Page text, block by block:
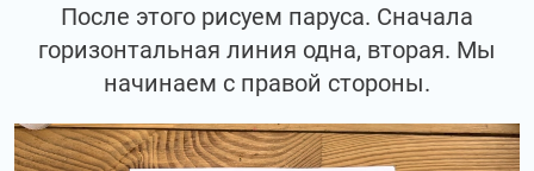
После этого рисуем паруса. Сначала
горизонтальная линия одна, вторая. Мы
начинаем с правой стороны.